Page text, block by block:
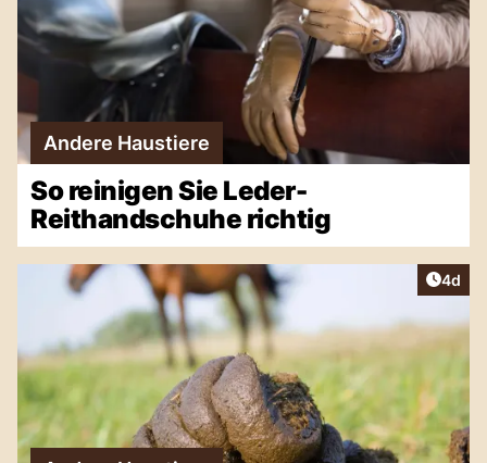
Andere Haustiere
So reinigen Sie Leder-
Reithandschuhe richtig
4d